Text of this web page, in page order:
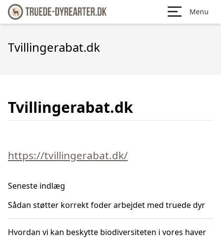
Menu
Tvillingerabat.dk
Tvillingerabat.dk
https://tvillingerabat.dk/
Seneste indlæg
Sådan støtter korrekt foder arbejdet med truede dyr
Hvordan vi kan beskytte biodiversiteten i vores haver